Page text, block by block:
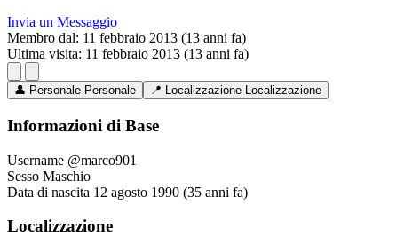
Invia un Messaggio
Membro dal: 11 febbraio 2013 (13 anni fa)
Ultima visita: 11 febbraio 2013 (13 anni fa)
👤 Personale Personale 📍 Localizzazione Localizzazione
Informazioni di Base
Username @marco901
Sesso Maschio
Data di nascita 12 agosto 1990 (35 anni fa)
Localizzazione